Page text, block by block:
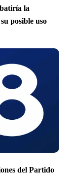
la
posible uso
del Partido